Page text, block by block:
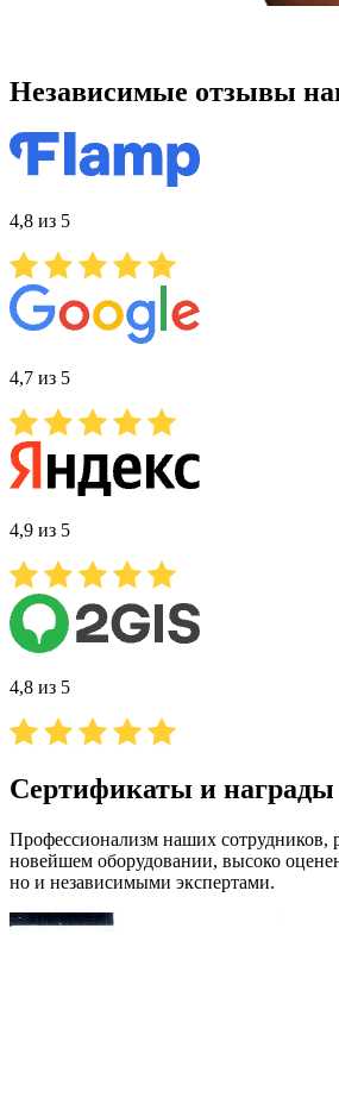
Независимые отзывы
4,8 из 5
4,7 из 5
4,9 из 5
4,8 из 5
Сертификаты и награды
Профессионализм наших сотрудников,
новейшем оборудовании, высоко
но и независимыми экспертами.